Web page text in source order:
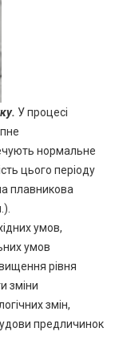
. У процесі
нормальне
цього періоду
плавникова
умов,
умов
рівня
зміни
змін,
предличинок